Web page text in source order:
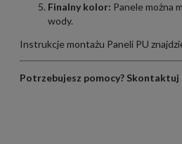
Finalny kolor: Panele można
wody.
Instrukcje montażu Paneli PU
Potrzebujesz pomocy? Skontaktuj